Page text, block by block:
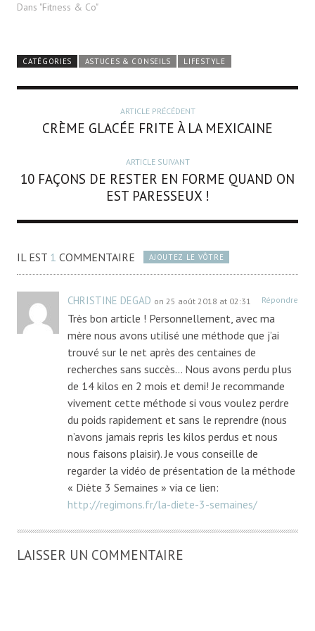
Dans "Fitness & Co"
CATÉGORIES ASTUCES & CONSEILS LIFESTYLE
ARTICLE PRÉCÉDENT
CRÈME GLACÉE FRITE À LA MEXICAINE
ARTICLE SUIVANT
10 FAÇONS DE RESTER EN FORME QUAND ON
EST PARESSEUX !
IL EST 1 COMMENTAIRE AJOUTEZ LE VÔTRE
CHRISTINE DEGAD on 25 août 2018 at 02:31 Répondre
Très bon article ! Personnellement, avec ma
mère nous avons utilisé une méthode que j’ai
trouvé sur le net après des centaines de
recherches sans succès… Nous avons perdu plus
de 14 kilos en 2 mois et demi! Je recommande
vivement cette méthode si vous voulez perdre
du poids rapidement et sans le reprendre (nous
n’avons jamais repris les kilos perdus et nous
nous faisons plaisir). Je vous conseille de
regarder la vidéo de présentation de la méthode
« Diète 3 Semaines » via ce lien:
http://regimons.fr/la-diete-3-semaines/
LAISSER UN COMMENTAIRE